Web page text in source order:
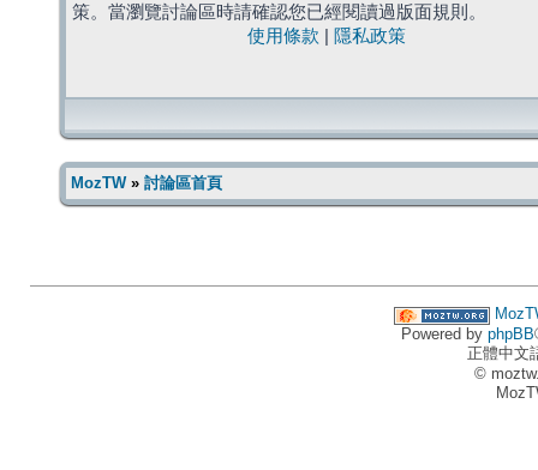
策。當瀏覽討論區時請確認您已經閱讀過版面規則。
使用條款
隱私政策
MozTW» 討論區首頁
Powered by phpBB
正體中文
©